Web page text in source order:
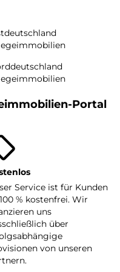
Portal
Service ist für Kunden
% kostenfrei. Wir
uns
über
von unseren